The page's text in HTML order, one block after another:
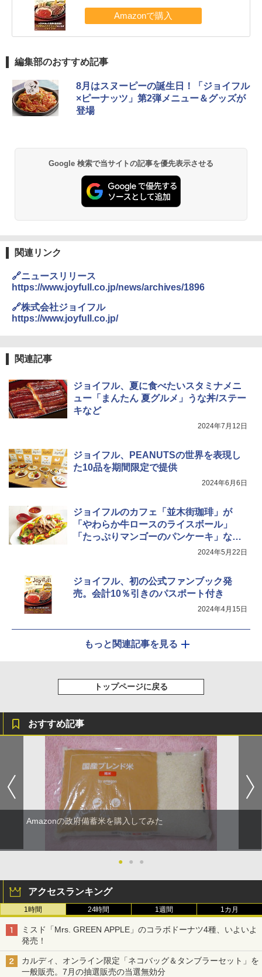
編集部のおすすめ記事
8月はスヌーピーの誕生日！「ジョイフル
×ピーナッツ」第2弾メニュー＆グッズが
登場
Google 検索で当サイトの記事を優先表示させる
関連リンク
🔗ニュースリリース
https://www.joyfull.co.jp/news/archives/1896
🔗株式会社ジョイフル
https://www.joyfull.co.jp/
関連記事
ジョイフル、夏に食べたいスタミナメニ
ュー「まんたん 夏グルメ」うな丼/ステー
キなど
2024年7月12日
ジョイフル、PEANUTSの世界を表現し
た10品を期間限定で提供
2024年6月6日
ジョイフルのカフェ「並木街珈琲」が
「やわらか牛ロースのライスボール」
「たっぷりマンゴーのパンケーキ」など
2024年5月22日
ジョイフル、初の公式ファンブック発
売。会計10％引きのパスポート付き
2024年4月15日
もっと関連記事を見る
トップページに戻る
おすすめ記事
Amazonの政府備蓄米を購入してみた
● ● ●
アクセスランキング
1時間 24時間 1週間 1カ月
ミスド「Mrs. GREEN APPLE」のコラボドーナツ4種、いよいよ
発売！
カルディ、オンライン限定「ネコバッグ＆タンブラーセット」を
一般販売。7月の抽選販売の当選無効分